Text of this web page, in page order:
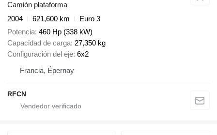
Camión plataforma
2004
621,600 km
Euro 3
Potencia 460 Hp (338 kW)
Capacidad de carga 27,350 kg
Configuración del eje 6x2
Francia, Épernay
RFCN